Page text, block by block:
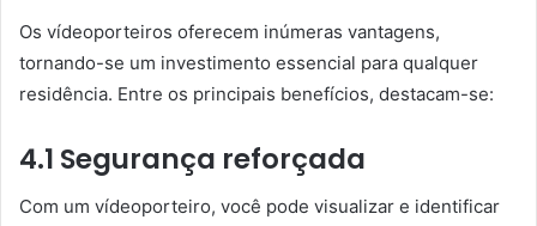
Os vídeoporteiros oferecem inúmeras vantagens,
tornando-se um investimento essencial para qualquer
residência. Entre os principais benefícios, destacam-se:
4.1 Segurança reforçada
Com um vídeoporteiro, você pode visualizar e identificar